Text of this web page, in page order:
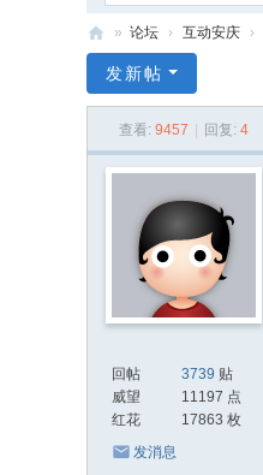
庆
» 论坛 › 互动安庆 ›
发新帖
查看: 9457 回复: 4
回帖 3739 贴
威望
11197 点
红花
17863 枚
发消息